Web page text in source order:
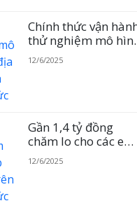
Chính thức vận
thử nghiệm mô
chính quyền địa
phương 2 cấp trên
12/6/2025
Gần 1,4 tỷ đồng
chăm lo cho các em
học sinh tại các lớp
học tình thương
12/6/2025